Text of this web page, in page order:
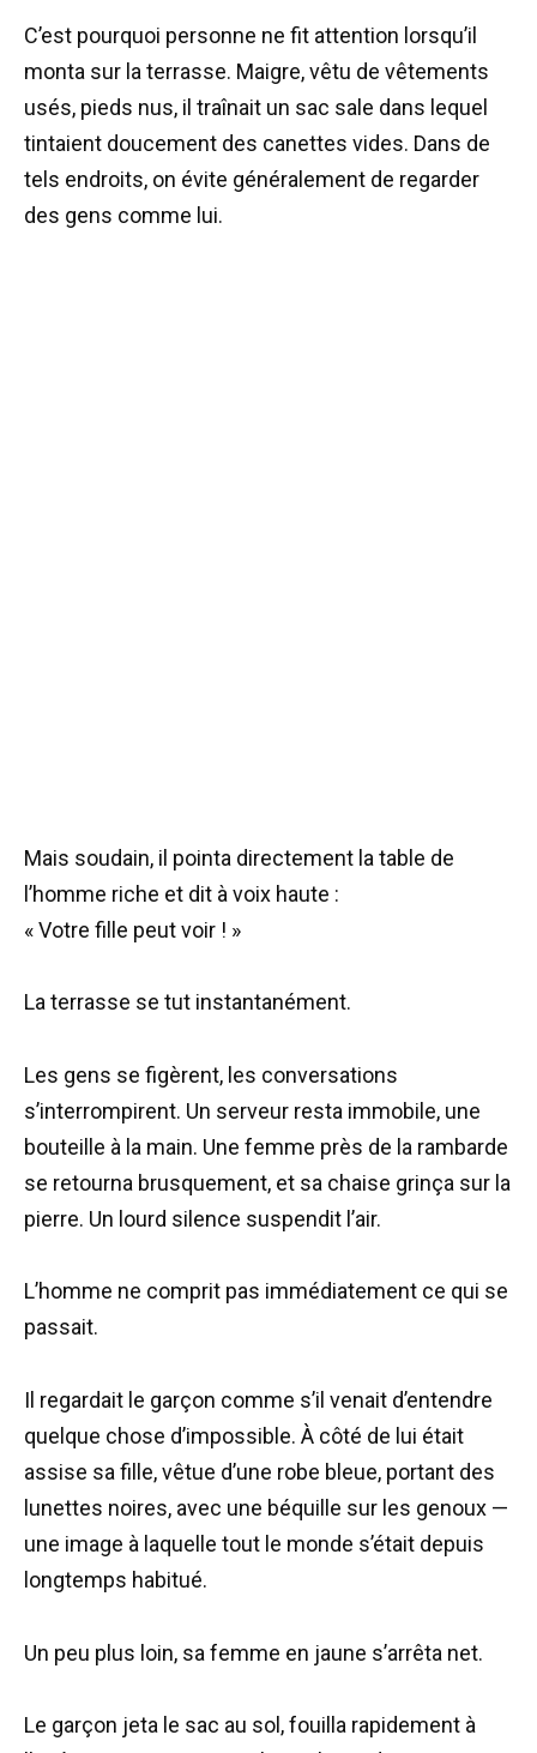
C’est pourquoi personne ne fit attention lorsqu’il
monta sur la terrasse. Maigre, vêtu de vêtements
usés, pieds nus, il traînait un sac sale dans lequel
tintaient doucement des canettes vides. Dans de
tels endroits, on évite généralement de regarder
des gens comme lui.
Mais soudain, il pointa directement la table de
l’homme riche et dit à voix haute :
« Votre fille peut voir ! »
La terrasse se tut instantanément.
Les gens se figèrent, les conversations
s’interrompirent. Un serveur resta immobile, une
bouteille à la main. Une femme près de la rambarde
se retourna brusquement, et sa chaise grinça sur la
pierre. Un lourd silence suspendit l’air.
L’homme ne comprit pas immédiatement ce qui se
passait.
Il regardait le garçon comme s’il venait d’entendre
quelque chose d’impossible. À côté de lui était
assise sa fille, vêtue d’une robe bleue, portant des
lunettes noires, avec une béquille sur les genoux —
une image à laquelle tout le monde s’était depuis
longtemps habitué.
Un peu plus loin, sa femme en jaune s’arrêta net.
Le garçon jeta le sac au sol, fouilla rapidement à